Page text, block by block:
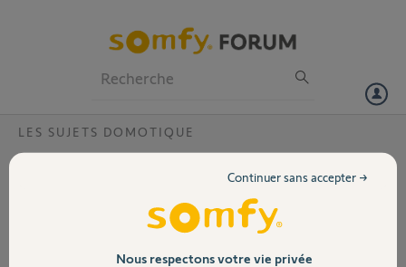
Volet
LES SUJETS DOMOTIQUE
connexion impossible Connexoon ?
Impossible de connecter ma box connexoon. Malgré une
réinitialisation, le voyant se met toujours au rouge.
Je l'ai testé sur une autre connection internet, mais le problème est le
Nous respectons votre vie privée
Continuer sans accepter →